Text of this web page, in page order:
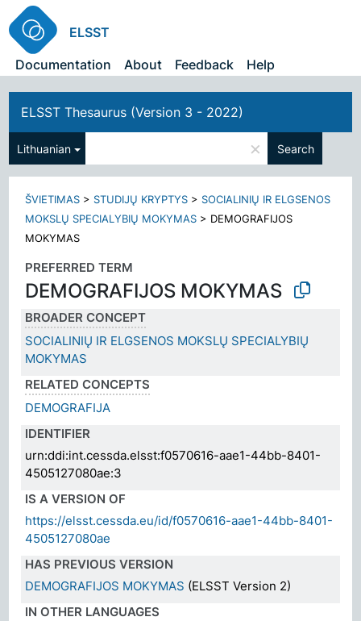
ELSST
Documentation
About Feedback Help
ELSST Thesaurus (Version 3 - 2022)
Lithuanian × Search
ŠVIETIMAS > STUDIJŲ KRYPTYS > SOCIALINIŲ IR ELGSENOS
MOKSLŲ SPECIALYBIŲ MOKYMAS > DEMOGRAFIJOS
MOKYMAS
PREFERRED TERM
DEMOGRAFIJOS MOKYMAS
BROADER CONCEPT
SOCIALINIŲ IR ELGSENOS MOKSLŲ SPECIALYBIŲ
MOKYMAS
RELATED CONCEPTS
DEMOGRAFIJA
IDENTIFIER
urn:ddi:int.cessda.elsst:f0570616-aae1-44bb-8401-
4505127080ae:3
IS A VERSION OF
https://elsst.cessda.eu/id/f0570616-aae1-44bb-8401-
4505127080ae
HAS PREVIOUS VERSION
DEMOGRAFIJOS MOKYMAS (ELSST Version 2)
IN OTHER LANGUAGES